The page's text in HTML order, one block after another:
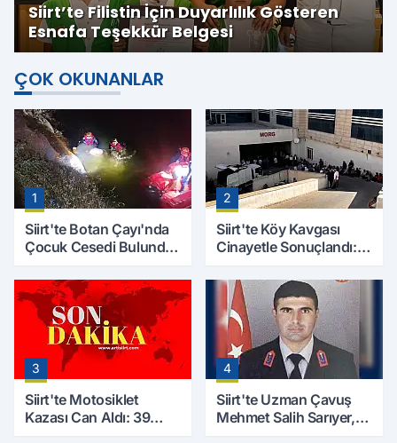
Siirt’te Filistin İçin Duyarlılık Gösteren
Esnafa Teşekkür Belgesi
ÇOK OKUNANLAR
1
Siirt'te Botan Çayı'nda
Çocuk Cesedi Bulundu:
Çalışmaları Başlıyor
2
Siirt'te Köy Kavgası
Cinayetle Sonuçlandı:
Kaybetti
3
Siirt'te Motosiklet
Kazası Can Aldı: 39
4
Siirt'te Uzman Çavuş
Mehmet Salih Sarıyer,